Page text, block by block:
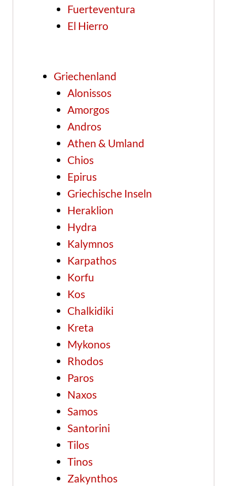
Fuerteventura
El Hierro
Griechenland
Alonissos
Amorgos
Andros
Athen & Umland
Chios
Epirus
Griechische Inseln
Heraklion
Hydra
Kalymnos
Karpathos
Korfu
Kos
Chalkidiki
Kreta
Mykonos
Rhodos
Paros
Naxos
Samos
Santorini
Tilos
Tinos
Zakynthos